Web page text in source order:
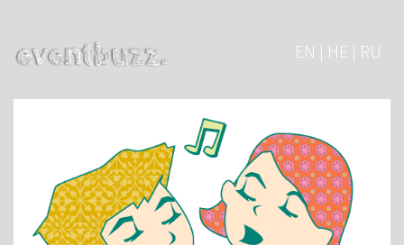
EN | HE | RU